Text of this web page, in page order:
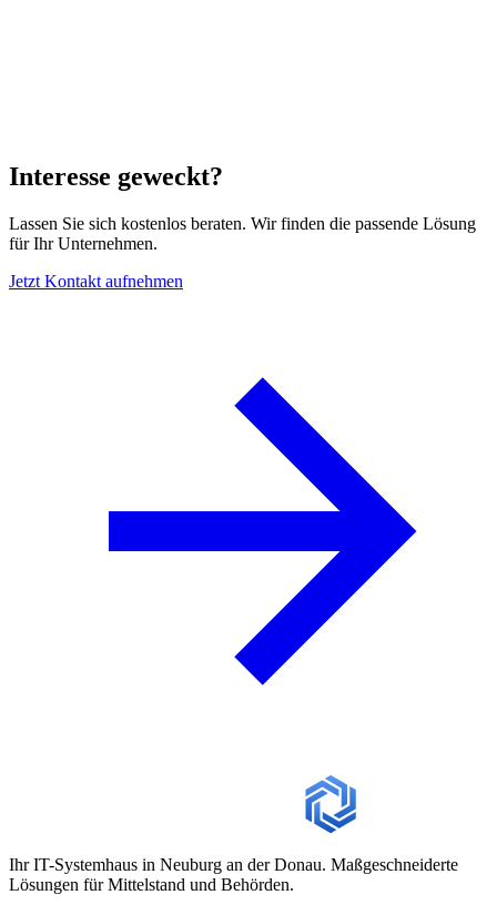
Interesse geweckt?
Lassen Sie sich kostenlos beraten. Wir finden die passende Lösung
für Ihr Unternehmen.
Jetzt Kontakt aufnehmen
Ihr IT-Systemhaus in Neuburg an der Donau. Maßgeschneiderte
Lösungen für Mittelstand und Behörden.